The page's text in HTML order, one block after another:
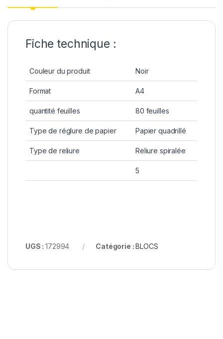
Fiche technique :
Couleur du produit Noir
Format A4
quantité feuilles 80 feuilles
Type de réglure de papier Papier quadrillé
Type de reliure Reliure spiralée
5
UGS :172994 Catégorie :BLOCS